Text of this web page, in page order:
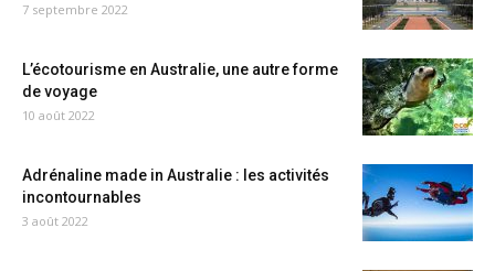
7 septembre 2022
L’écotourisme en Australie, une autre forme
de voyage
10 août 2022
Adrénaline made in Australie : les activités
incontournables
3 août 2022